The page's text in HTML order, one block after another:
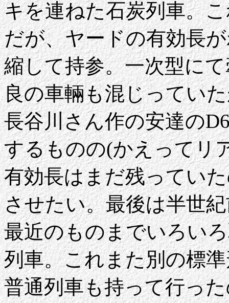
キを連ねた石炭列車。
だが、ヤードの有効長
縮して持参。一次型に
良の車輛も混じってい
長谷川さん作の安達の
するものの(かえってリ
有効長はまだ残ってい
させたい。最後は半世
最近のものまでいろい
列車。これまた別の標
普通列車も持って行っ